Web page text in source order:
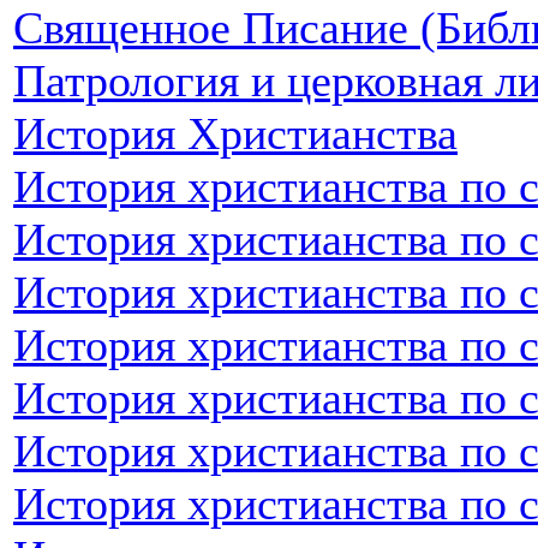
Священное Писание
Патрология и церковная
История Христианства
История христианства по
История христианства по
История христианства по
История христианства
История христианства
История христианства по
История христианства по